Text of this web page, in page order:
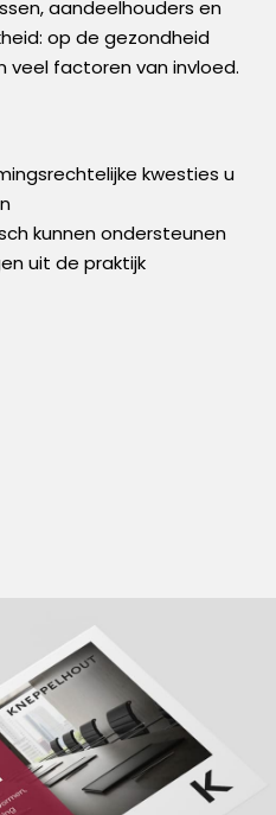
aandeelhouders en
op de gezondheid
veel factoren van invloed.
kwesties u
kunnen ondersteunen
uit de praktijk